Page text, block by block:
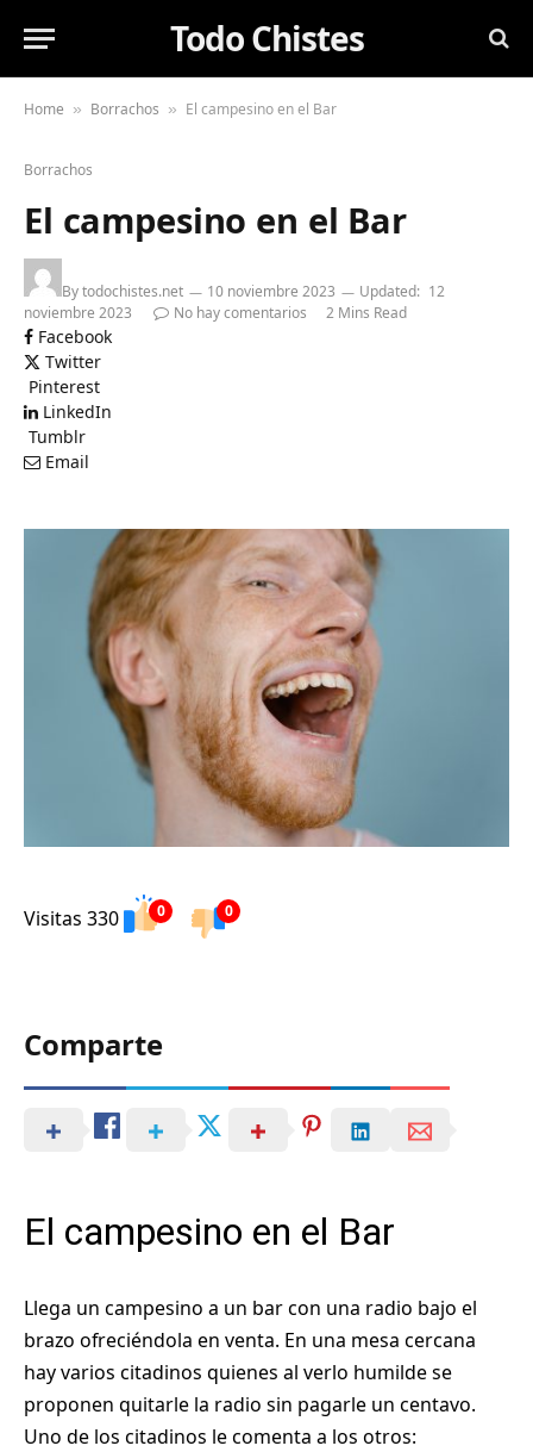
Todo Chistes
Home » Borrachos » El campesino en el Bar
Borrachos
El campesino en el Bar
Bytodochistes.net 10 noviembre 2023 Updated: 12
noviembre 2023
No hay comentarios 2 Mins Read
Facebook
Twitter
Pinterest
LinkedIn
Tumblr
Email
Visitas 330 0 0
Comparte
El campesino en el Bar
Llega un campesino a un bar con una radio bajo el
brazo ofreciéndola en venta. En una mesa cercana
hay varios citadinos quienes al verlo humilde se
proponen quitarle la radio sin pagarle un centavo.
Uno de los citadinos le comenta a los otros: